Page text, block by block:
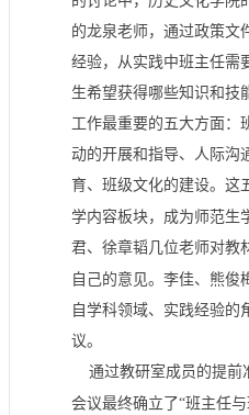
的龙泉老师，通过政策文
经验，从实践中班主任需
生希望获得哪些知识和技
工作最重要的五大方面：
动的开展和指导、人际沟
育、班级文化的建设。这
学内容板块，成为师范生
君、徐章韬几位老师对教
自己的意见。李佳、熊俊
自学科领域、实践经验的
议。
通过教研室成员的提前
会议最终确立了“班主任